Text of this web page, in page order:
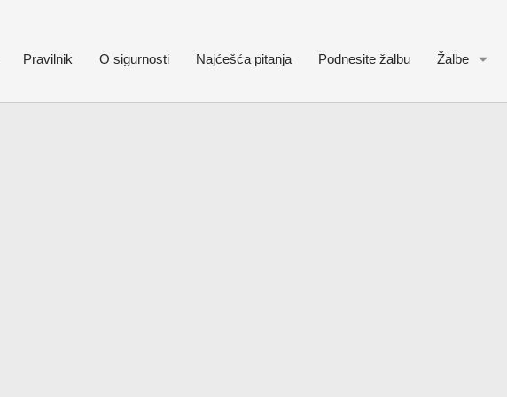
Pravilnik O sigurnosti Najćešća pitanja Podnesite žalbu Žalbe